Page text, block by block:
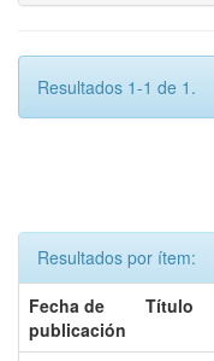
Resultados 1-1 de 1.
Resultados por ítem:
Fecha de
publicación
Título